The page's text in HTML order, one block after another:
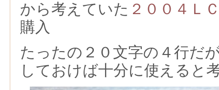
から考えていた ２００４Ｌ
購入
たったの２０文字の４行だ
しておけば十分に使えると